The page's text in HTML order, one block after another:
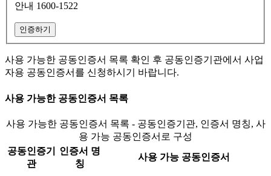
안내 1600-1522
인증하기
사용 가능한 공동인증서 목록 확인 후 공동인증기관에서 사업
자용 공동인증서를 신청하시기 바랍니다.
사용 가능한 공동인증서 목록
사용 가능한 공동인증서 목록 - 공동인증기관, 인증서 명칭, 사
용 가능 공동인증서로 구성
공동인증기
관
인증서 명
칭
사용 가능 공동인증서